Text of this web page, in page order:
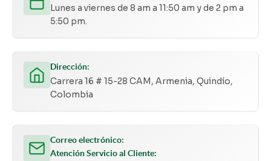
Lunes a viernes de 8 am a 11:50 am y de 2 pm a
5:50 pm.
Dirección:
Carrera 16 # 15-28 CAM, Armenia, Quindío,
Colombia
Correo electrónico:
Atención Servicio al Cliente: